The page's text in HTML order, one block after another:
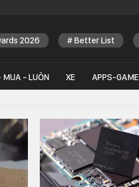
2026 Better List
MUA - LUÔN XE APPS-GAME